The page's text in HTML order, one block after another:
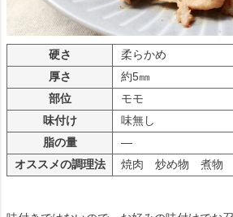
硬さ
柔らかめ
厚さ
約5㎜
部位
モモ
味付け
味無し
脂の量
—
オススメの調理法
焼肉 炒め物 煮物